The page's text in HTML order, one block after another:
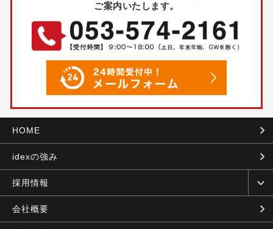
ご案内いたします。
HOME
idexの強み
採用情報
会社概要